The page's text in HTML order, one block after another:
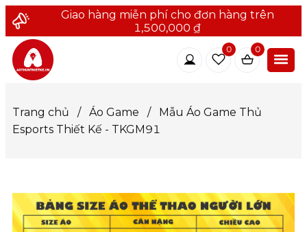
Giao hàng miễn phí cho đơn hàng trên
1,500,000 ₫
0 0
Trang chủ / Áo Game /
Mẫu Áo Game Thủ
Esports Thiết Kế - TKGM91